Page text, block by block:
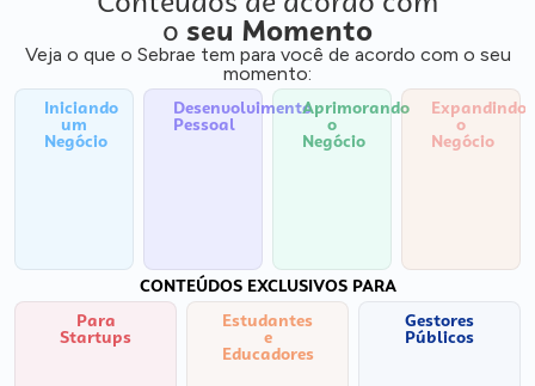
o seu Momento
Veja o que o Sebrae tem para você de acordo com o seu
momento:
Iniciando
um
Negócio
Desenvolvimento
Pessoal
Aprimorando
o
Negócio
Expandindo
o
Negócio
CONTEÚDOS EXCLUSIVOS PARA
Para
Startups
Estudantes
e
Educadores
Gestores
Públicos